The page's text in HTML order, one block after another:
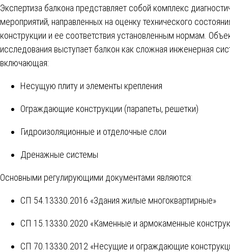
Экспертиза балкона представляет собой комплекс
мероприятий, направленных на оценку технического
конструкции и ее соответствия установленным нормам.
исследования выступает балкон как сложная инженерная
включающая:
Несущую плиту и элементы крепления
Ограждающие конструкции (парапеты, решетки)
Гидроизоляционные и отделочные слои
Дренажные системы
Основными регулирующими документами являются:
СП 54.13330.2016 «Здания жилые многоквартирные»
СП 15.13330.2020 «Каменные и армокаменные
СП 70.13330.2012 «Несущие и ограждающие